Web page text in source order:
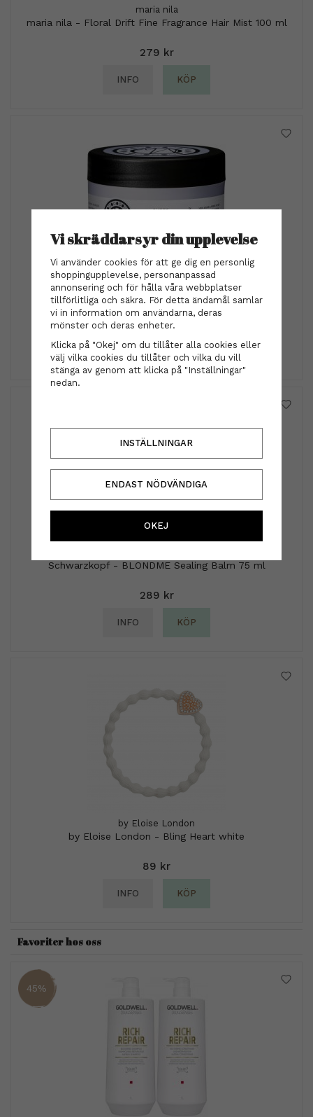
maria nila
maria nila - Floral Drift Fine Fragrance Hair Mist 100 ml
279 kr
INFO KÖP
maria nila
Maria Nila - Sheer Silver Masque 250 ml
329 kr
INFO KÖP
Schwarzkopf - BLONDME Sealing Balm 75 ml
289 kr
INFO KÖP
by Eloise London
by Eloise London - Bling Heart white
89 kr
INFO KÖP
Favoriter hos oss
45%
Vi skräddarsyr din upplevelse
Vi använder cookies för att ge dig en personlig
shoppingupplevelse, personanpassad
annonsering och för hålla våra webbplatser
tillförlitliga och säkra. För detta ändamål samlar
vi in information om användarna, deras
mönster och deras enheter.
Klicka på "Okej" om du tillåter alla cookies eller
välj vilka cookies du tillåter och vilka du vill
stänga av genom att klicka på "Inställningar"
nedan.
INSTÄLLNINGAR
ENDAST NÖDVÄNDIGA
OKEJ